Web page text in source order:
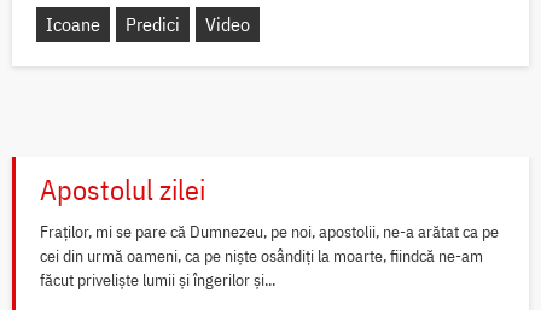
Icoane Predici Video
Apostolul zilei
Fraților, mi se pare că Dumnezeu, pe noi, apostolii, ne-a arătat ca pe
cei din urmă oameni, ca pe niște osândiți la moarte, fiindcă ne-am
făcut priveliște lumii și îngerilor și...